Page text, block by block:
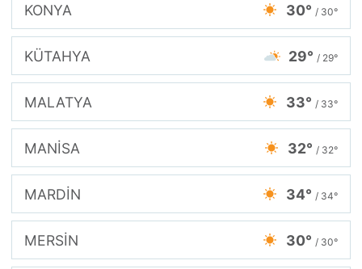
KONYA 30° / 30°
KÜTAHYA 29° / 29°
MALATYA 33° / 33°
MANİSA 32° / 32°
MARDİN 34° / 34°
MERSİN 30° / 30°